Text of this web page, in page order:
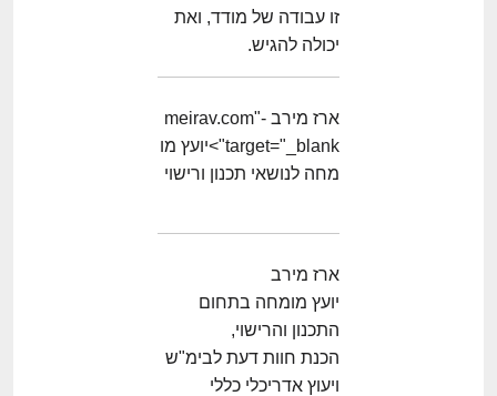
זו עבודה של מודד, ואת
יכולה להגיש.
ארז מירב -meirav.com"
target="_blank">יועץ מו
מחה לנושאי תכנון ורישוי
ארז מירב
יועץ מומחה בתחום
התכנון והרישוי,
הכנת חוות דעת לבימ"ש
ויעוץ אדריכלי כללי